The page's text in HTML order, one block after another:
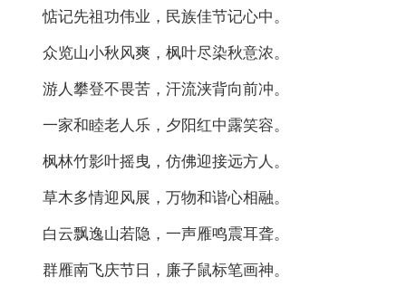
惦记先祖功伟业，民族佳节记心中。
众览山小秋风爽，枫叶尽染秋意浓。
游人攀登不畏苦，汗流浃背向前冲。
一家和睦老人乐，夕阳红中露笑容。
枫林竹影叶摇曳，仿佛迎接远方人。
草木多情迎风展，万物和谐心相融。
白云飘逸山若隐，一声雁鸣震耳聋。
群雁南飞庆节日，廉子鼠标笔画神。